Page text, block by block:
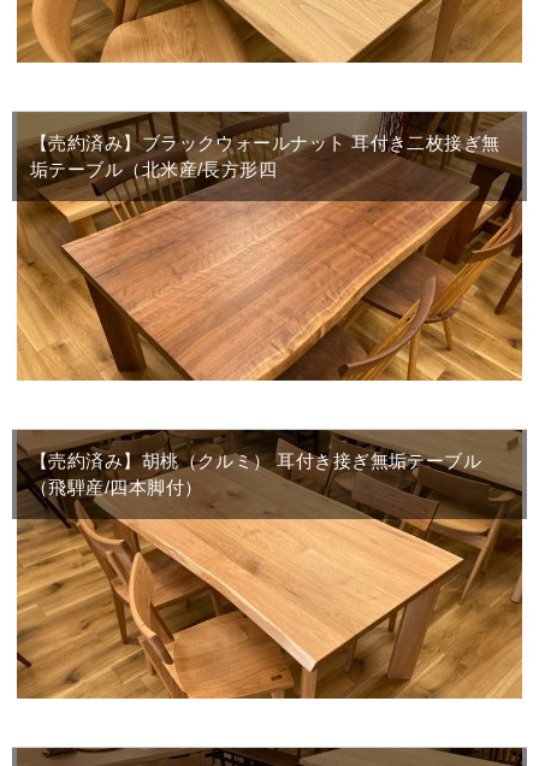
【売約済み】ブラックウォールナット 耳付き二枚接ぎ無
垢テーブル（北米産/長方形四
【売約済み】胡桃（クルミ） 耳付き接ぎ無垢テーブル
（飛騨産/四本脚付）